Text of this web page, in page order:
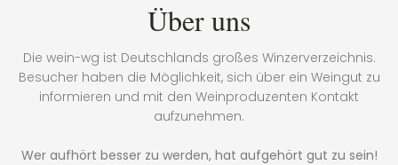
Über uns
Die wein-wg ist Deutschlands großes Winzerverzeichnis.
Besucher haben die Möglichkeit, sich über ein Weingut zu
informieren und mit den Weinproduzenten Kontakt
aufzunehmen.
Wer aufhört besser zu werden, hat aufgehört gut zu sein!